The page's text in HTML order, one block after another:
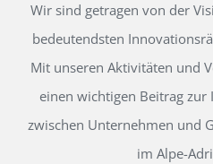
Wir sind getragen von der
bedeutendsten
Mit unseren Aktivitäten und
einen wichtigen Beitrag
zwischen Unternehmen und
im Alpe-